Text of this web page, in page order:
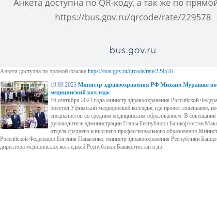
Анкета доступна по прямой ссылке https://bus.gov.ru/qrcode/rate/229578
19.09.2023 Министр здравоохранения РФ Михаил Мурашко
медицинский колледж
16 сентября 2023 года министр здравоохранения Российской
посетил Уфимский медицинский колледж, где провел совещание,
специалистов со средним медицинским образованием. В совещании
руководитель администрации Главы Республики Башкортостан
отдела среднего и высшего профессионального образования
Российской Федерации Евгения Панасенко, министр здравоохранения Республики
директора медицинских колледжей Республики Башкортостан и др.